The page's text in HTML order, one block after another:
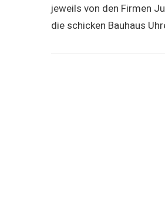
jeweils von den Firmen
die schicken Bauhaus